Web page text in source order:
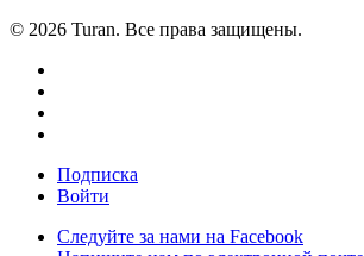
© 2026 Turan. Все права защищены.
Подписка
Войти
Следуйте за нами на Facebook